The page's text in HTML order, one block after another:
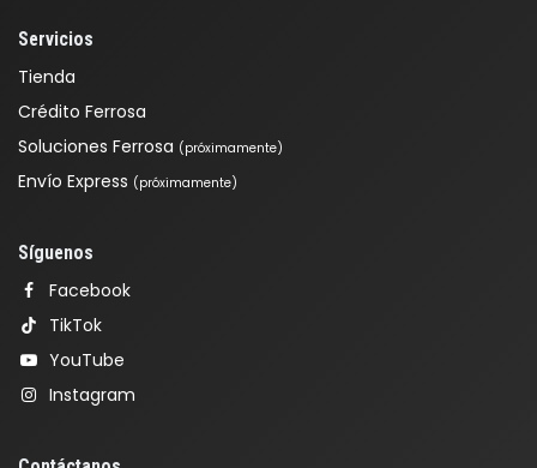
Servicios
Tienda
Crédito Ferrosa
Soluciones Ferrosa (próximamente)
Envío Express (próximamente)
Síguenos
Facebook
TikTok
YouTube
Instagram